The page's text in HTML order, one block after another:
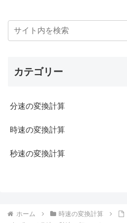
カテゴリー
分速の変換計算
時速の変換計算
秒速の変換計算
ホーム 時速の変換計算